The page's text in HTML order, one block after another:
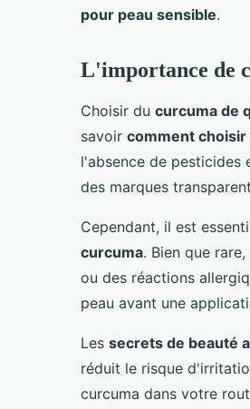
pour peau sensible.
L'importance de
Choisir du curcuma de
savoir comment choisir
l'absence de
des marques
Cependant, il est
curcuma. Bien que
ou des réactions
peau avant une
Les secrets de beauté
réduit le risque
curcuma dans votre